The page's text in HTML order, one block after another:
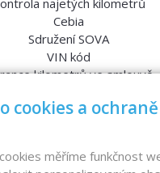
najetých kilometrů
Cebia
Sdružení SOVA
VIN kód
kilometrů ve smlouvě
cookies a ochraně
měříme funkčnost